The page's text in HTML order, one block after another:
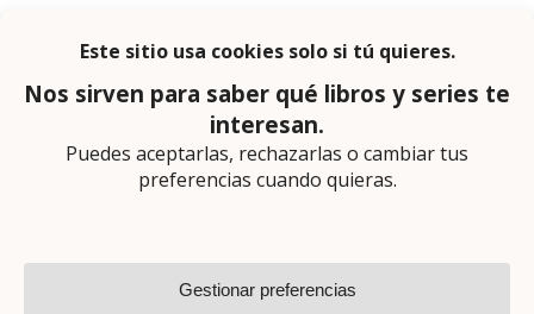
privacidad
En calidad de afiliado de Amazon obtengo
ingresos por las compras adscritas que